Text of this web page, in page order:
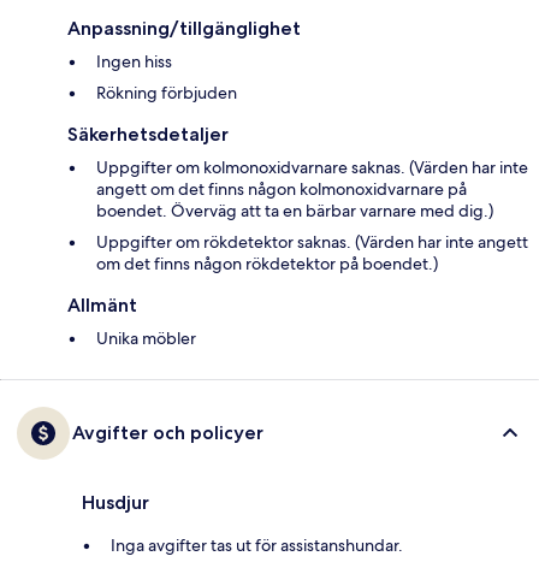
Anpassning/tillgänglighet
Ingen hiss
Rökning förbjuden
Säkerhetsdetaljer
Uppgifter om kolmonoxidvarnare saknas. (Värden har inte
angett om det finns någon kolmonoxidvarnare på
boendet. Överväg att ta en bärbar varnare med dig.)
Uppgifter om rökdetektor saknas. (Värden har inte angett
om det finns någon rökdetektor på boendet.)
Allmänt
Unika möbler
Avgifter och policyer
Husdjur
Inga avgifter tas ut för assistanshundar.